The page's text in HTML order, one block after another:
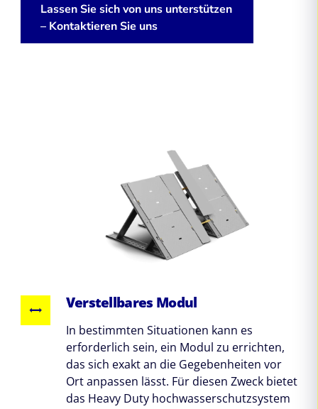
Lassen Sie sich von uns unterstützen
– Kontaktieren Sie uns
Verstellbares Modul
In bestimmten Situationen kann es
erforderlich sein, ein Modul zu errichten,
das sich exakt an die Gegebenheiten vor
Ort anpassen lässt. Für diesen Zweck bietet
das Heavy Duty hochwasserschutzsystem